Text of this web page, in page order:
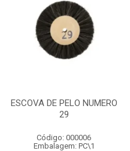
ESCOVA DE PELO NUMERO
29
Código: 000006
Embalagem: PC\1